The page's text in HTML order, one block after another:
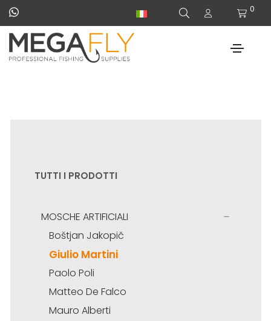
0
TUTTI I PRODOTTI
MOSCHE ARTIFICIALI
Boštjan Jakopič
Giulio Martini
Paolo Poli
Matteo De Falco
Mauro Alberti